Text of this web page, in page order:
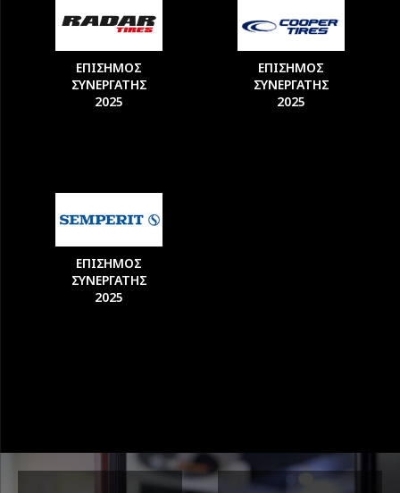
ΕΠΙΣΗΜΟΣ
ΣΥΝΕΡΓΑΤΗΣ
2025
ΕΠΙΣΗΜΟΣ
ΣΥΝΕΡΓΑΤΗΣ
2025
ΕΠΙΣΗΜΟΣ
ΣΥΝΕΡΓΑΤΗΣ
2025